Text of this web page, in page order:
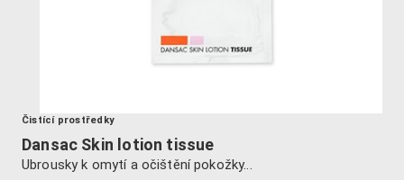
Čistící prostředky
Dansac Skin lotion tissue
Ubrousky k omytí a očištění pokožky...